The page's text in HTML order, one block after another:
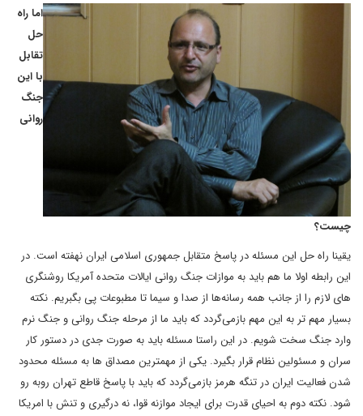
اما راه
حل
تقابل
با این
جنگ
روانی
چیست؟
یقینا راه حل این مسئله در پاسخ متقابل جمهوری اسلامی ایران نهفته است. در
این رابطه اولا ما هم باید به موازات جنگ روانی ایالات متحده آمریکا روشنگری
های لازم را از جانب همه رسانه‌ها از صدا و سیما تا مطبوعات پی بگبریم. نکته
بسیار مهم تر به این مهم بازمی‌گردد که باید ما از مرحله جنگ روانی و جنگ نرم
وارد جنگ سخت شویم. در این راستا مسئله باید به صورت جدی در دستور کار
سران و مسئولین نظام قرار بگیرد. یکی از مهمترین مصداق ها به مسئله محدود
شدن فعالیت ایران در تنگه هرمز بازمی‌گردد که باید با پاسخ قاطع تهران روبه رو
شود. نکته دوم به احیای قدرت برای ایجاد موازنه قوا، نه درگیری و تنش با امریکا